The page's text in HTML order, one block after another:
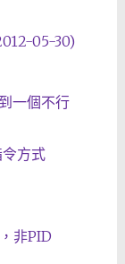
05-30)
一個不行
方式
非PID